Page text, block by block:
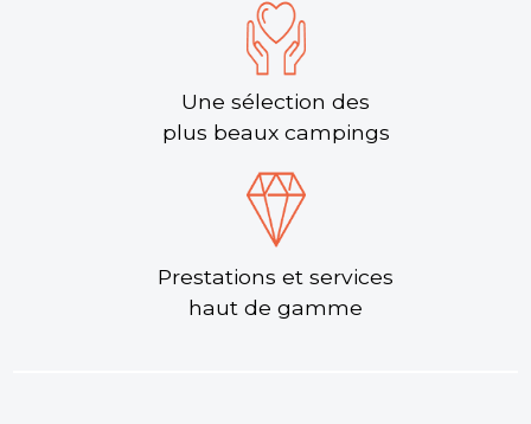
Une sélection des
plus beaux campings
Prestations et services
haut de gamme